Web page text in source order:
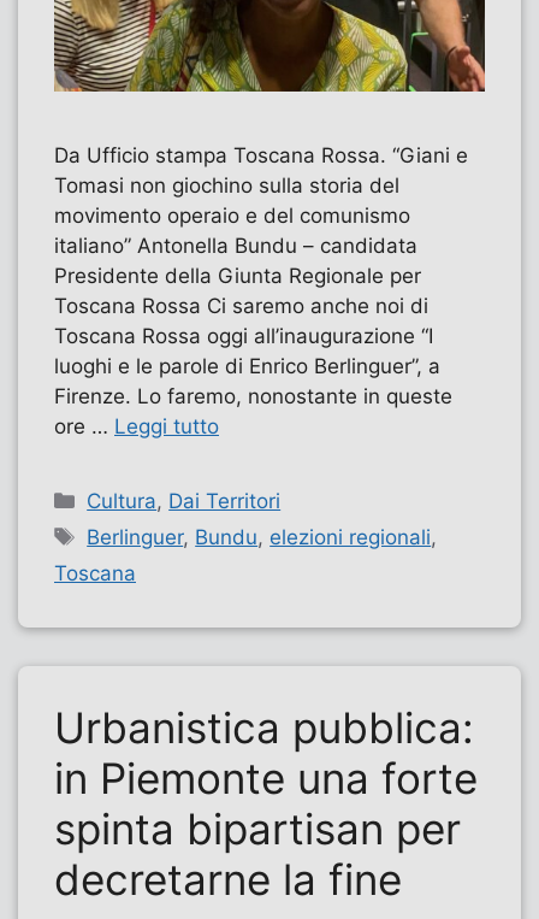
Da Ufficio stampa Toscana Rossa. “Giani e
Tomasi non giochino sulla storia del
movimento operaio e del comunismo
italiano” Antonella Bundu – candidata
Presidente della Giunta Regionale per
Toscana Rossa Ci saremo anche noi di
Toscana Rossa oggi all’inaugurazione “I
luoghi e le parole di Enrico Berlinguer”, a
Firenze. Lo faremo, nonostante in queste
ore … Leggi tutto
Categorie
Cultura, Dai Territori
Tag
Berlinguer, Bundu, elezioni regionali,
Toscana
Urbanistica pubblica:
in Piemonte una forte
spinta bipartisan per
decretarne la fine